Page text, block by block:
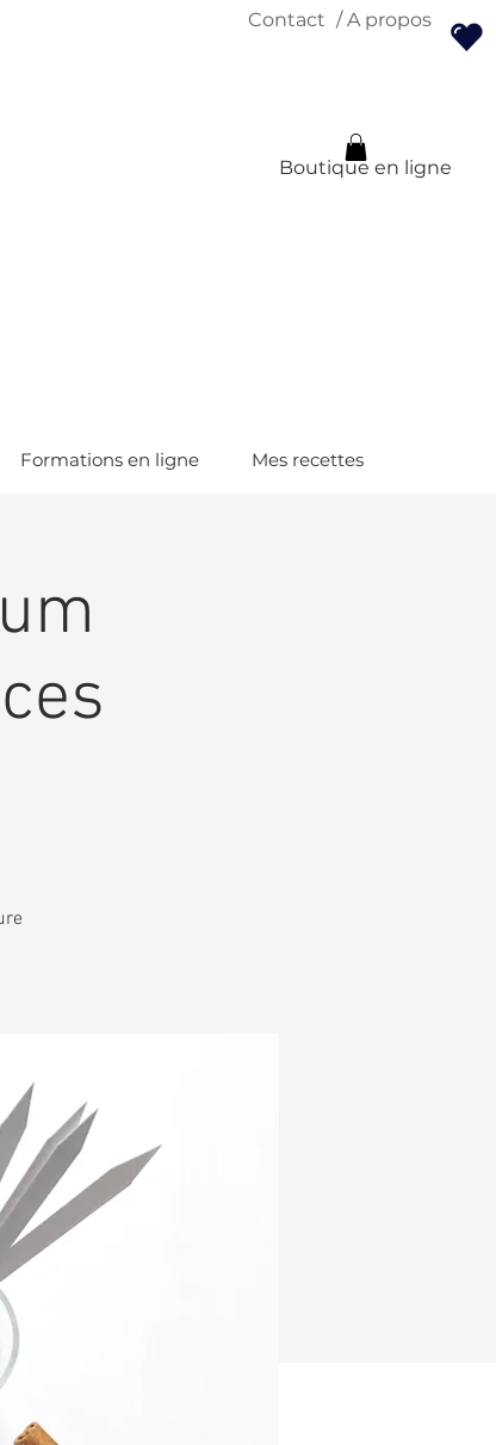
Contact / A propos
Boutique en ligne
Formations en ligne Mes recettes